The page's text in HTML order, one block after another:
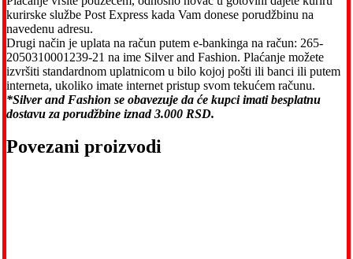
kurirske službe Post Express kada Vam donese porudžbinu na
navedenu adresu.
Drugi način je uplata na račun putem e-bankinga na račun: 265-
2050310001239-21 na ime Silver and Fashion. Plaćanje možete
izvršiti standardnom uplatnicom u bilo kojoj pošti ili banci ili putem
interneta, ukoliko imate internet pristup svom tekućem računu.
*Silver and Fashion se obavezuje da će kupci imati besplatnu
dostavu za porudžbine iznad 3.000 RSD.
Povezani proizvodi